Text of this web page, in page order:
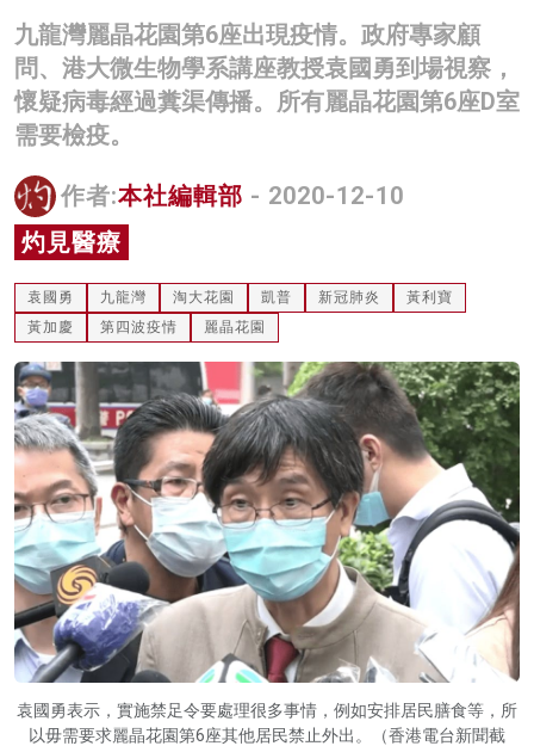
影片
名家榜
灼見活動
關於我們
九龍灣麗晶花園第6座出現疫情。政府專家顧
問、港大微生物學系講座教授袁國勇到場視察，
懷疑病毒經過糞渠傳播。所有麗晶花園第6座D室
需要檢疫。
作者:本社編輯部 - 2020-12-10
灼見醫療
袁國勇 九龍灣 淘大花園 凱普 新冠肺炎
黃利寶
黃加慶
第四波疫情 麗晶花園
袁國勇表示，實施禁足令要處理很多事情，例如安排居民膳食等，所
以毋需要求麗晶花園第6座其他居民禁止外出。（香港電台新聞截